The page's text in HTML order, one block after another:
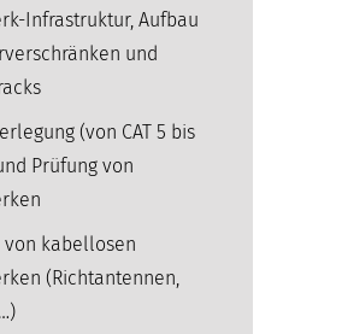
Infrastruktur, Aufbau
und
(von CAT 5 bis
Prüfung von
von kabellosen
(Richtantennen,